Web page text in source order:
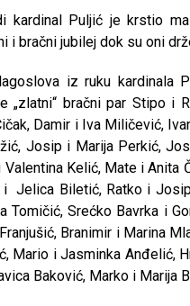
kardinal Puljić je krstio
i bračni jubilej dok su oni
iz ruku kardinala
„zlatni“ bračni par Stipo i
Damir i Iva Miličević,
Josip i Marija Perkić,
Valentina Kelić, Mate i
i Jelica Biletić, Ratko i
Tomičić, Srećko Bavrka i
Branimir i Marina
Mario i Jasminka Anđelić,
Baković, Marko i Marija